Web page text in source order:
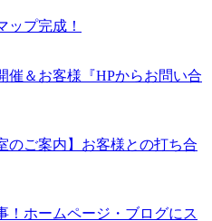
ップ完成！
催＆お客様『HPからお問い合
のご案内】お客様との打ち合
！ホームページ・ブログにス